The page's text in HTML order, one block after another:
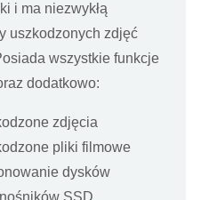
i ma niezwykłą
uszkodzonych zdjęć
wszystkie funkcje
dodatkowo:
zdjęcia
pliki filmowe
dysków